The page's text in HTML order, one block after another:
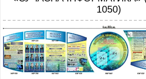
СТЕНДИ ДЛЯ ПОЧАТКОВОЇ
СТЕНДИ ДЛЯ КАБІНЕТІВ
СТЕНДИ ДЛЯ ШКОЛИ
1050)